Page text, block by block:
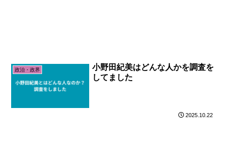
政治・政界
小野田紀美はどんな人かを調査を
してました
2025.10.22